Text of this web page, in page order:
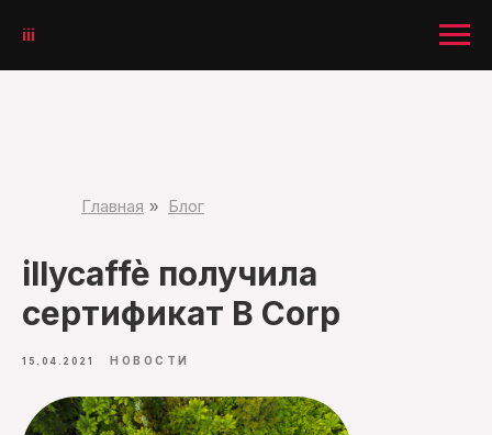
iii
Главная » Блог
illycaffè получила
сертификат B Corp
15.04.2021 НОВОСТИ